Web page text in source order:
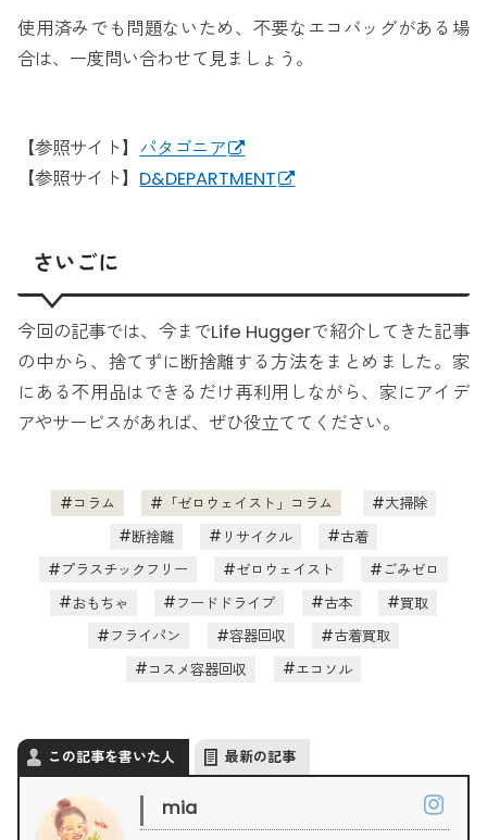
使用済みでも問題ないため、不要なエコバッグがある場
合は、一度問い合わせて見ましょう。
【参照サイト】 パタゴニア
【参照サイト】 D&DEPARTMENT
さいごに
今回の記事では、今までLife Huggerで紹介してきた記事
の中から、捨てずに断捨離する方法をまとめました。家
にある不用品はできるだけ再利用しながら、家にアイデ
アやサービスがあれば、ぜひ役立ててください。
コラム 「ゼロウェイスト」コラム
大掃除
断捨離
リサイクル
古着
プラスチックフリー
ゼロウェイスト
ごみゼロ
おもちゃ
フードドライブ 古本
買取
フライパン
容器回収
古着買取
コスメ容器回収
エコソル
この記事を書いた人 最新の記事
mia